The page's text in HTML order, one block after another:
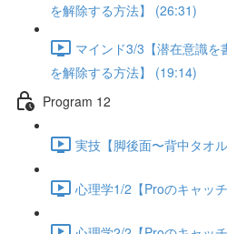
を解除する方法】 (26:31)
マインド3/3【潜在意識を
を解除する方法】 (19:14)
Program 12
実技【脚後面〜背中タオ
心理学1/2【Proのキャッ